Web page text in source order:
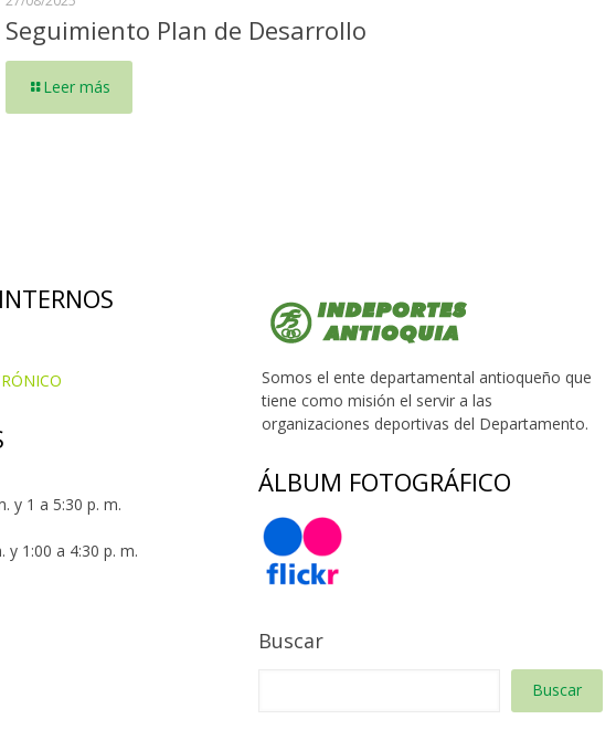
Seguimiento Plan de Desarrollo
Leer más
y 1 a 5:30 p. m.
y 1:00 a 4:30 p. m.
Somos el ente departamental antioqueño que
tiene como misión el servir a las
organizaciones deportivas del Departamento.
ÁLBUM FOTOGRÁFICO
Buscar
Buscar